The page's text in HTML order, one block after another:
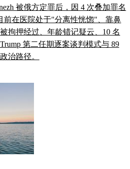
被俄方定罪后，因 4 次叠加罪名
前在医院处于"分离性恍惚"、靠鼻
拘押经过、年龄错记疑云、10 名
第二任期逐案谈判模式与 89
治路径。